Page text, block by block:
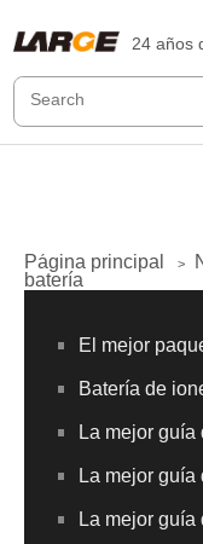
24 años
Página principal >
batería
El mejor
Batería de
La mejor
La mejor
La mejor